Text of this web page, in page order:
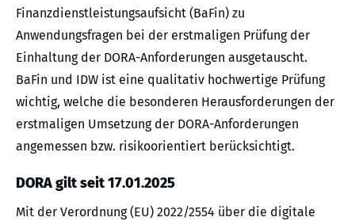
Finanzdienstleistungsaufsicht (BaFin) zu
Anwendungsfragen bei der erstmaligen Prüfung der
Einhaltung der DORA-Anforderungen ausgetauscht.
BaFin und IDW ist eine qualitativ hochwertige Prüfung
wichtig, welche die besonderen Herausforderungen der
erstmaligen Umsetzung der DORA-Anforderungen
angemessen bzw. risikoorientiert berücksichtigt.
DORA gilt seit 17.01.2025
Mit der Verordnung (EU) 2022/2554 über die digitale